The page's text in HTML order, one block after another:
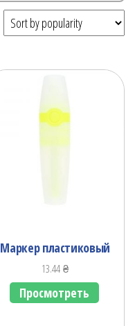
Маркер пластиковый
13.44₴
Просмотреть